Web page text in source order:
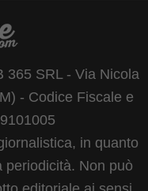
365 SRL - Via Nicola
- Codice Fiscale e
in quanto
periodicità. Non può